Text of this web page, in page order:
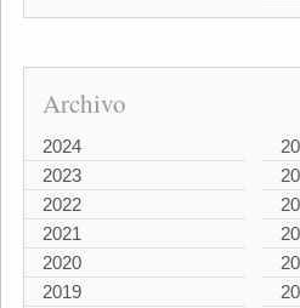
Archivo
2024
2023
2022
2021
2020
2019